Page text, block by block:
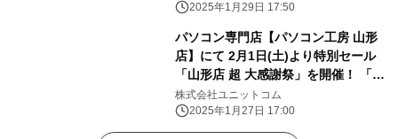
2025年1月29日 17:50
パソコン専門店【パソコン工房 山形
店】にて 2月1日(土)より特別セール
「山形店 超 大感謝祭」を開催！ 「オ
ススメ即納パソコン」を豊富に取り揃
え！ 更に「PCパーツ・周辺機器等の
セール商品」を記念プライスにてご奉
株式会社ユニットコム
2025年1月27日 17:00